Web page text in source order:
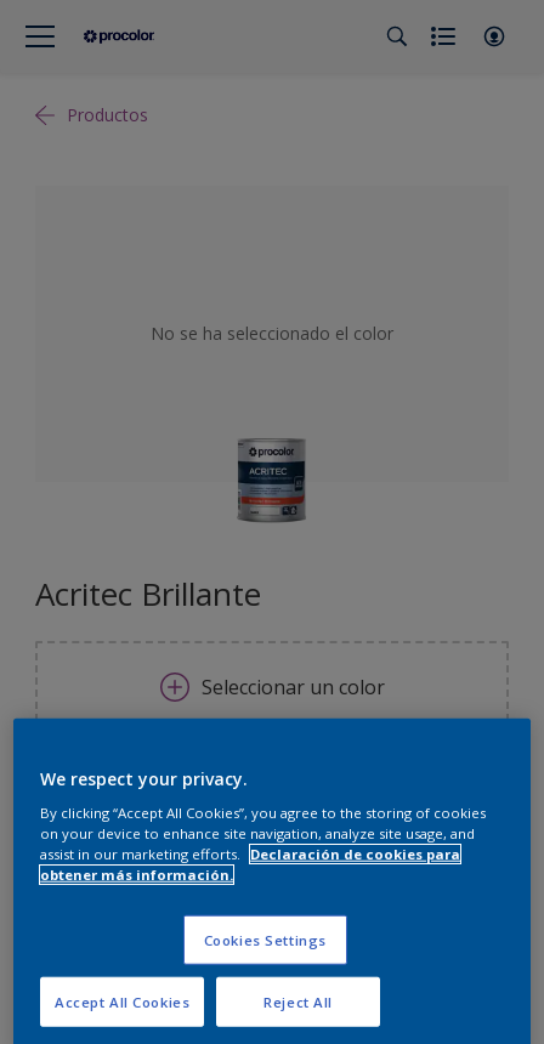
Productos
No se ha seleccionado el color
Acritec Brillante
Seleccionar un color
Tamaño
250 ML 750 ML 4 L
Cantidad Calculadora de pintura
Agregar a la lista de deseos
We respect your privacy.
By clicking “Accept All Cookies”, you agree to the storing of cookies
on your device to enhance site navigation, analyze site usage, and
assist in our marketing efforts.
Declaración de cookies para
obtener más información.
Cookies Settings
Reject All
Accept All Cookies